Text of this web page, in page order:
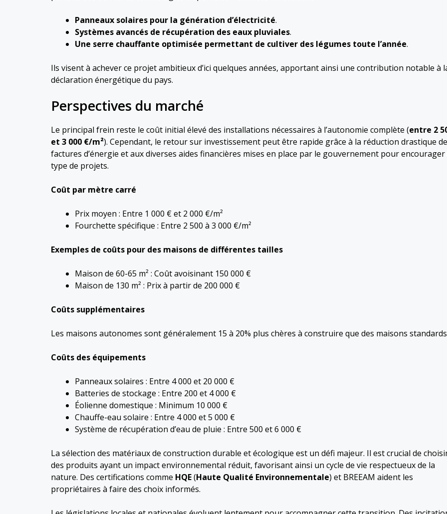
Panneaux solaires pour la génération d’électricité.
Systèmes avancés de récupération des eaux pluviales.
Une serre chauffante optimisée permettant de cultiver des légumes toute l’année.
Ils visent à achever ce projet ambitieux d’ici quelques années, apportant ainsi une contribution notable à
déclaration énergétique du pays.
Perspectives du marché
Le principal frein reste le coût initial élevé des installations nécessaires à l’autonomie complète (entre 2
et 3 000 €/m²). Cependant, le retour sur investissement peut être rapide grâce à la réduction drastique
factures d’énergie et aux diverses aides financières mises en place par le gouvernement pour encourager
type de projets.
Coût par mètre carré
Prix moyen : Entre 1 000 € et 2 000 €/m²
Fourchette spécifique : Entre 2 500 à 3 000 €/m²
Exemples de coûts pour des maisons de différentes tailles
Maison de 60-65 m² : Coût avoisinant 150 000 €
Maison de 130 m² : Prix à partir de 200 000 €
Coûts supplémentaires
Les maisons autonomes sont généralement 15 à 20% plus chères à construire que des maisons
Coûts des équipements
Panneaux solaires : Entre 4 000 et 20 000 €
Batteries de stockage : Entre 200 et 4 000 €
Éolienne domestique : Minimum 10 000 €
Chauffe-eau solaire : Entre 4 000 et 5 000 €
Système de récupération d’eau de pluie : Entre 500 et 6 000 €
La sélection des matériaux de construction durable et écologique est un défi majeur. Il est crucial de
des produits ayant un impact environnemental réduit, favorisant ainsi un cycle de vie respectueux de la
nature. Des certifications comme HQE(Haute Qualité Environnementale) et BREEAM aident les
propriétaires à faire des choix informés.